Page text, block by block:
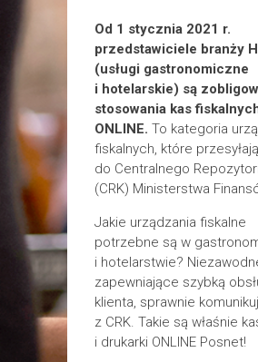
Od 1 stycznia 2021 r.
przedstawiciele branży
(usługi gastronomiczne
i hotelarskie) są
stosowania kas
ONLINE. To kategoria
fiskalnych, które
do Centralnego
(CRK) Ministerstwa
Jakie urządzania fiskalne
potrzebne są w
i hotelarstwie?
zapewniające szybką
klienta, sprawnie
z CRK. Takie są właśnie
i drukarki ONLINE Posnet!